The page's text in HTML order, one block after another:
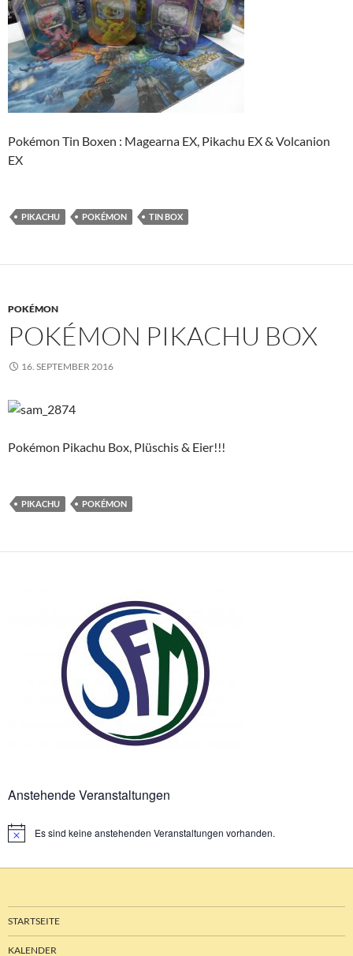
Pokémon Tin Boxen : Magearna EX, Pikachu EX & Volcanion
EX
PIKACHU POKÉMON TIN BOX
POKÉMON
POKÉMON PIKACHU BOX
16. SEPTEMBER 2016
Pokémon Pikachu Box, Plüschis & Eier!!!
PIKACHU POKÉMON
Anstehende Veranstaltungen
HinweisEs sind keine anstehenden Veranstaltungen vorhanden.
STARTSEITE
KALENDER